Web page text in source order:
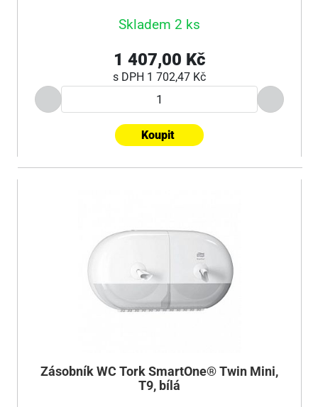
Skladem 2 ks
1 407,00 Kč
s DPH 1 702,47 Kč
Koupit
Zásobník WC Tork SmartOne® Twin Mini,
T9, bílá